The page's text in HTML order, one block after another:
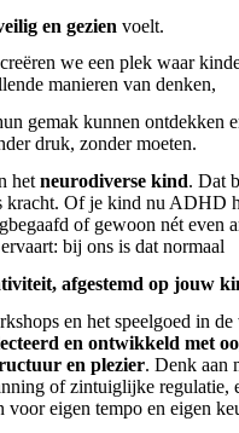
en gezien voelt.
creëren we een plek waar
manieren van denken,
gemak kunnen ontdekken
druk, zonder moeten.
het neurodiverse kind. Dat
kracht. Of je kind nu ADHD
of gewoon nét even
bij ons is dat normaal
afgestemd op jouw
en het speelgoed in
en ontwikkeld met
en plezier. Denk aan
of zintuiglijke regulatie,
voor eigen tempo en eigen